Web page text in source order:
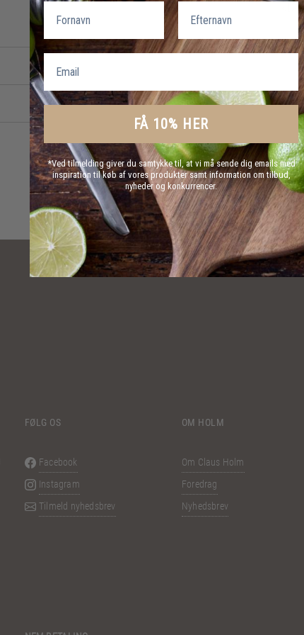
FØLG OS
Facebook
Instagram
Tilmeld nyhedsbrev
OM HOLM
Om Claus Holm
Foredrag
Nyhedsbrev
Email
FÅ 10% HER
*Ved tilmelding giver du samtykke til, at vi må sende dig emails med
inspiration til køb af vores produkter samt information om tilbud,
nyheder og konkurrencer.